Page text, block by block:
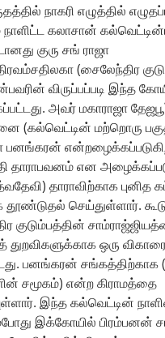
நாகரி எழுத்தில்
கலாசான்
குரு சங் ராஜா
(சைலேந்திர
விருப்பப்படி இந்த
அவர் மகாராஜா
(கல்வெட்டின் மற்றொரு
பனங்கரன்
தாராபவனம் என
தாராவிற்காக புனித
செய்துள்ளார்.
குடும்பத்தின்
ஒரு
பனங்கரன் சங்கத்திற்காக
சமூகம்) என்ற கிராமத்தை
இந்த கல்வெட்டின்
இக்கோயில் பிரம்பனன்